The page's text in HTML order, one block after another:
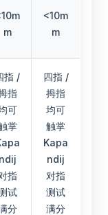
m
<10m
m
指 /
指
可
掌
ndij
指
试
分
四指 /
拇指
均可
触掌
Kapa
ndij
对指
测试
满分